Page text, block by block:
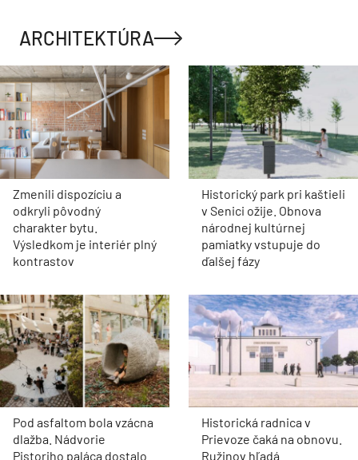
ARCHITEKTÚRA
Zmenili dispozíciu a
odkryli pôvodný
charakter bytu.
Výsledkom je interiér plný
kontrastov
Historický park pri kaštieli
v Senici ožije. Obnova
národnej kultúrnej
pamiatky vstupuje do
ďalšej fázy
Pod asfaltom bola vzácna
dlažba. Nádvorie
Pistoriho paláca dostalo
Historická radnica v
Prievoze čaká na obnovu.
Ružinov hľadá